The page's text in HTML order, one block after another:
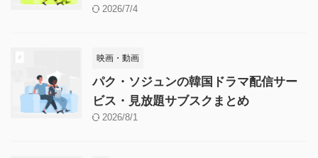
2026/7/4
映画・動画
パク・ソジュンの韓国ドラマ配信サー
ビス・見放題サブスクまとめ
2026/8/1